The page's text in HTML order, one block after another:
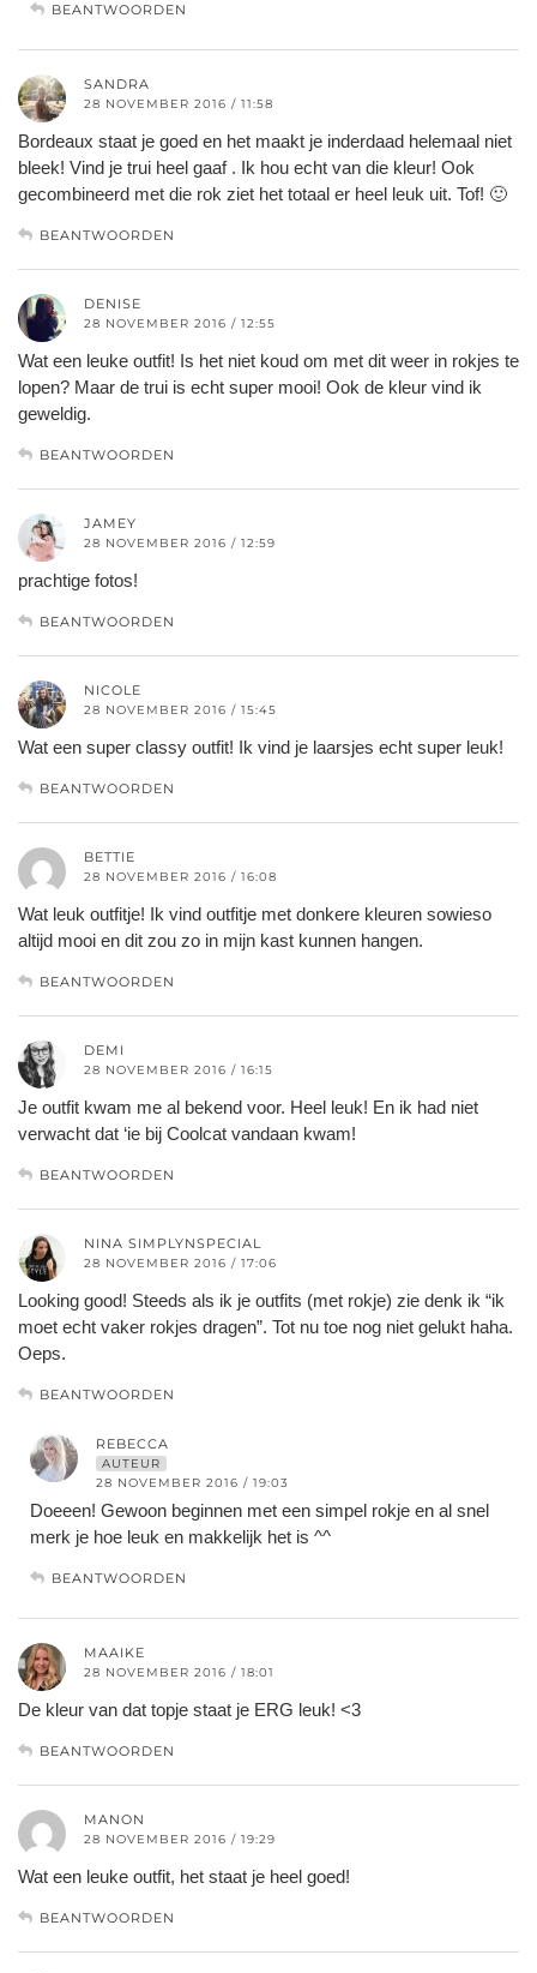
BEANTWOORDEN
SANDRA
28 NOVEMBER 2016 / 11:58
Bordeaux staat je goed en het maakt je inderdaad helemaal niet
bleek! Vind je trui heel gaaf . Ik hou echt van die kleur! Ook
gecombineerd met die rok ziet het totaal er heel leuk uit. Tof! 🙂
BEANTWOORDEN
DENISE
28 NOVEMBER 2016 / 12:55
Wat een leuke outfit! Is het niet koud om met dit weer in rokjes te
lopen? Maar de trui is echt super mooi! Ook de kleur vind ik
geweldig.
BEANTWOORDEN
JAMEY
28 NOVEMBER 2016 / 12:59
prachtige fotos!
BEANTWOORDEN
NICOLE
28 NOVEMBER 2016 / 15:45
Wat een super classy outfit! Ik vind je laarsjes echt super leuk!
BEANTWOORDEN
BETTIE
28 NOVEMBER 2016 / 16:08
Wat leuk outfitje! Ik vind outfitje met donkere kleuren sowieso
altijd mooi en dit zou zo in mijn kast kunnen hangen.
BEANTWOORDEN
DEMI
28 NOVEMBER 2016 / 16:15
Je outfit kwam me al bekend voor. Heel leuk! En ik had niet
verwacht dat ‘ie bij Coolcat vandaan kwam!
BEANTWOORDEN
NINA SIMPLYNSPECIAL
28 NOVEMBER 2016 / 17:06
Looking good! Steeds als ik je outfits (met rokje) zie denk ik “ik
moet echt vaker rokjes dragen”. Tot nu toe nog niet gelukt haha.
Oeps.
BEANTWOORDEN
REBECCA
AUTEUR
28 NOVEMBER 2016 / 19:03
Doeeen! Gewoon beginnen met een simpel rokje en al snel
merk je hoe leuk en makkelijk het is ^^
BEANTWOORDEN
MAAIKE
28 NOVEMBER 2016 / 18:01
De kleur van dat topje staat je ERG leuk! <3
BEANTWOORDEN
MANON
28 NOVEMBER 2016 / 19:29
Wat een leuke outfit, het staat je heel goed!
BEANTWOORDEN